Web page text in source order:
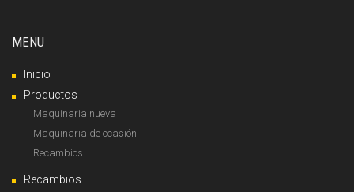
MENU
Inicio
Productos
Maquinaria nueva
Maquinaria de ocasión
Recambios
Recambios